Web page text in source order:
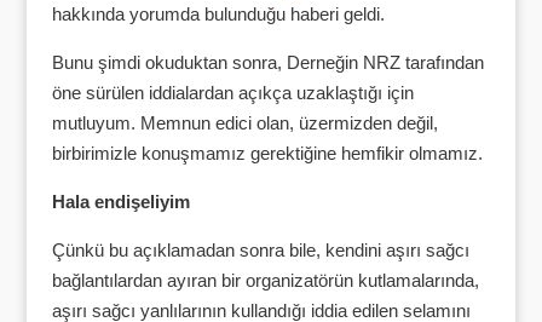
hakkında yorumda bulunduğu haberi geldi.
Bunu şimdi okuduktan sonra, Derneğin NRZ tarafından
öne sürülen iddialardan açıkça uzaklaştığı için
mutluyum. Memnun edici olan, üzermizden değil,
birbirimizle konuşmamız gerektiğine hemfikir olmamız.
Hala endişeliyim
Çünkü bu açıklamadan sonra bile, kendini aşırı sağcı
bağlantılardan ayıran bir organizatörün kutlamalarında,
aşırı sağcı yanlılarının kullandığı iddia edilen selamını